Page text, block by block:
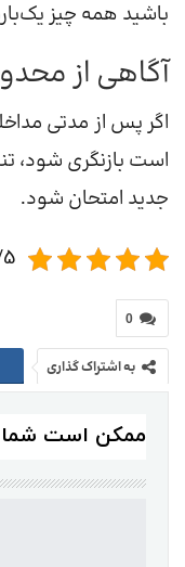
باشید همه چیز
آگاهی از
اگر پس از مدتی
است بازنگری شود،
جدید امتحان شود.
5/5 -
0
به اشتراک گذاری
ممکن است شما